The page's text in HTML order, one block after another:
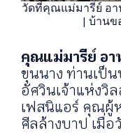
วัดที่คุณแม่มารีย์ อา
| บ้านข
คุณแม่มารีย์ อา
ขุนนาง ท่านเป็
อัศวินเจ้าแห่งวิ
เฟสนิแอร์ คุณผู้
ศีลล้างบาป เมื่